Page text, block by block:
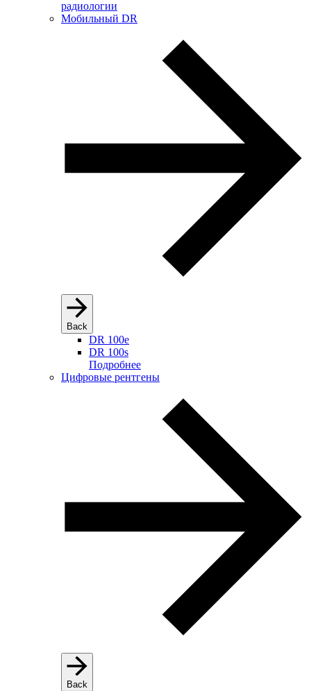
радиологии
Мобильный DR
Back
DR 100e
DR 100s
Подробнее
Цифровые рентгены
Back